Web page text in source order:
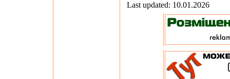
Last updated: 10.01.2026